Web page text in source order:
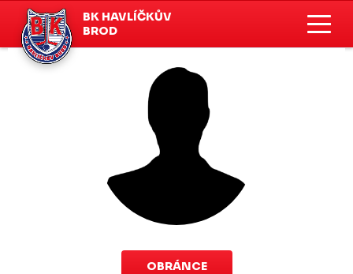
BK HAVLÍČKŮV
BROD
OBRÁNCE